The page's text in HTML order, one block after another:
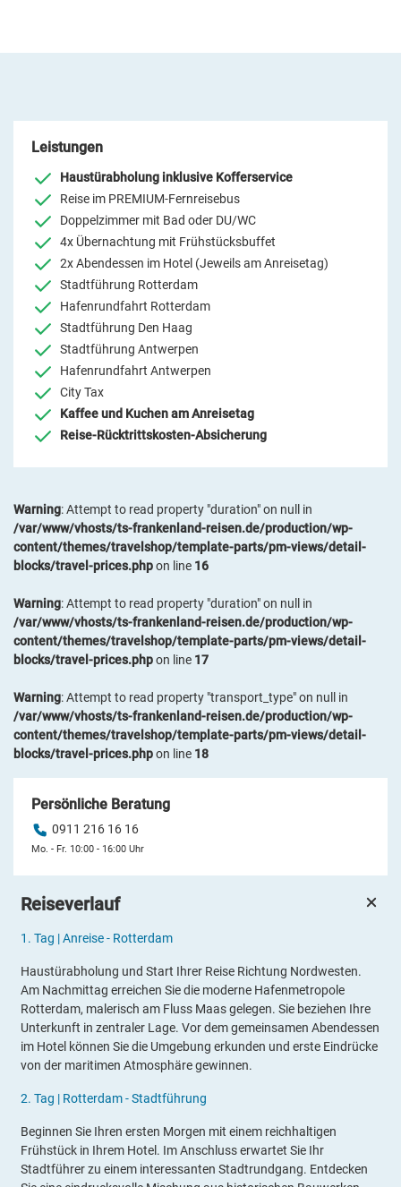
Reiseverlauf
1. Tag |Anreise - Rotterdam
Haustürabholung und Start Ihrer Reise Richtung Nordwesten.
Am Nachmittag erreichen Sie die moderne Hafenmetropole
Rotterdam, malerisch am Fluss Maas gelegen. Sie beziehen Ihre
Unterkunft in zentraler Lage. Vor dem gemeinsamen Abendessen
im Hotel können Sie die Umgebung erkunden und erste Eindrücke
von der maritimen Atmosphäre gewinnen.
2. Tag | Rotterdam - Stadtführung
Beginnen Sie Ihren ersten Morgen mit einem reichhaltigen
Frühstück in Ihrem Hotel. Im Anschluss erwartet Sie Ihr
Stadtführer zu einem interessanten Stadtrundgang. Entdecken
Leistungen
Haustürabholung inklusive Kofferservice
Reise im PREMIUM-Fernreisebus
Doppelzimmer mit Bad oder DU/WC
4x Übernachtung mit Frühstücksbuffet
2x Abendessen im Hotel (Jeweils am Anreisetag)
Stadtführung Rotterdam
Hafenrundfahrt Rotterdam
Stadtführung Den Haag
Stadtführung Antwerpen
Hafenrundfahrt Antwerpen
City Tax
Kaffee und Kuchen am Anreisetag
Reise-Rücktrittskosten-Absicherung
Warning: Attempt to read property "duration" on null in
/var/www/vhosts/ts-frankenland-reisen.de/production/wp-
content/themes/travelshop/template-parts/pm-views/detail-
blocks/travel-prices.phpon line 16
Warning: Attempt to read property "duration" on null in
/var/www/vhosts/ts-frankenland-reisen.de/production/wp-
content/themes/travelshop/template-parts/pm-views/detail-
blocks/travel-prices.phpon line 17
Warning: Attempt to read property "transport_type" on null in
/var/www/vhosts/ts-frankenland-reisen.de/production/wp-
content/themes/travelshop/template-parts/pm-views/detail-
blocks/travel-prices.phpon line 18
Persönliche Beratung
0911 216 16 16
Mo. - Fr. 10:00 - 16:00 Uhr